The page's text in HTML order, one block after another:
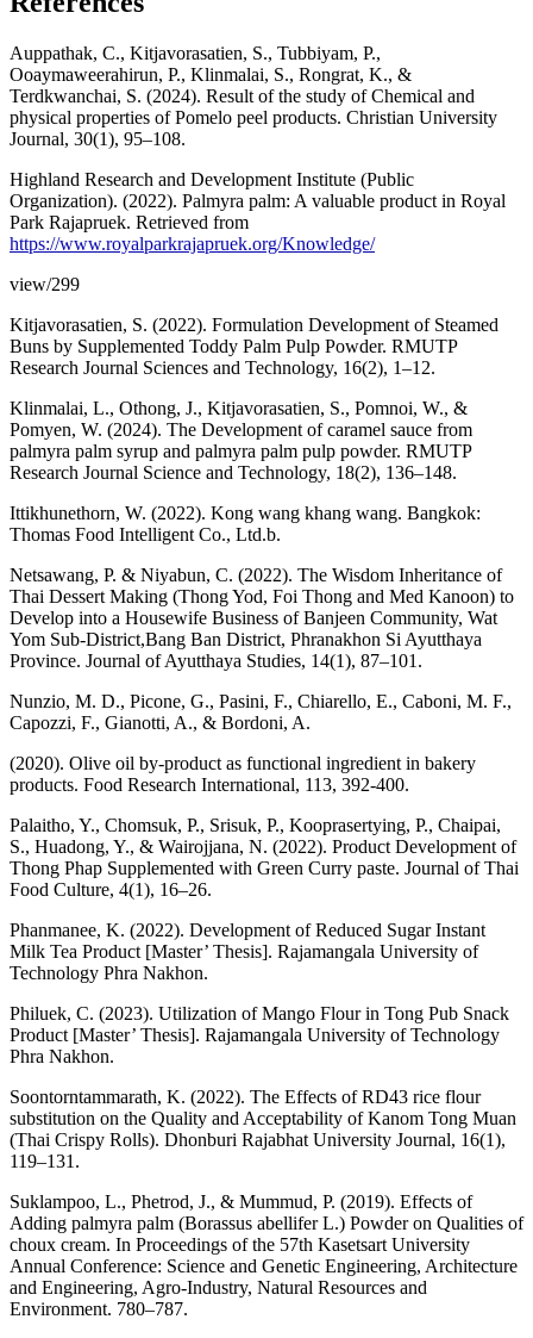
Auppathak, C., Kitjavorasatien, S., Tubbiyam, P.,
Ooaymaweerahirun, P., Klinmalai, S., Rongrat, K., &
Terdkwanchai, S. (2024). Result of the study of Chemical and
physical properties of Pomelo peel products. Christian University
Journal, 30(1), 95–108.
Highland Research and Development Institute (Public
Organization). (2022). Palmyra palm: A valuable product in Royal
Park Rajapruek. Retrieved from
https://www.royalparkrajapruek.org/Knowledge/
view/299
Kitjavorasatien, S. (2022). Formulation Development of Steamed
Buns by Supplemented Toddy Palm Pulp Powder. RMUTP
Research Journal Sciences and Technology, 16(2), 1–12.
Klinmalai, L., Othong, J., Kitjavorasatien, S., Pomnoi, W., &
Pomyen, W. (2024). The Development of caramel sauce from
palmyra palm syrup and palmyra palm pulp powder. RMUTP
Research Journal Science and Technology, 18(2), 136–148.
Ittikhunethorn, W. (2022). Kong wang khang wang. Bangkok:
Thomas Food Intelligent Co., Ltd.b.
Netsawang, P. & Niyabun, C. (2022). The Wisdom Inheritance of
Thai Dessert Making (Thong Yod, Foi Thong and Med Kanoon) to
Develop into a Housewife Business of Banjeen Community, Wat
Yom Sub-District,Bang Ban District, Phranakhon Si Ayutthaya
Province. Journal of Ayutthaya Studies, 14(1), 87–101.
Nunzio, M. D., Picone, G., Pasini, F., Chiarello, E., Caboni, M. F.,
Capozzi, F., Gianotti, A., & Bordoni, A.
(2020). Olive oil by-product as functional ingredient in bakery
products. Food Research International, 113, 392-400.
Palaitho, Y., Chomsuk, P., Srisuk, P., Kooprasertying, P., Chaipai,
S., Huadong, Y., & Wairojjana, N. (2022). Product Development of
Thong Phap Supplemented with Green Curry paste. Journal of Thai
Food Culture, 4(1), 16–26.
Phanmanee, K. (2022). Development of Reduced Sugar Instant
Milk Tea Product [Master’ Thesis]. Rajamangala University of
Technology Phra Nakhon.
Philuek, C. (2023). Utilization of Mango Flour in Tong Pub Snack
Product [Master’ Thesis]. Rajamangala University of Technology
Phra Nakhon.
Soontorntammarath, K. (2022). The Effects of RD43 rice flour
substitution on the Quality and Acceptability of Kanom Tong Muan
(Thai Crispy Rolls). Dhonburi Rajabhat University Journal, 16(1),
119–131.
Suklampoo, L., Phetrod, J., & Mummud, P. (2019). Effects of
Adding palmyra palm (Borassus abellifer L.) Powder on Qualities of
choux cream. In Proceedings of the 57th Kasetsart University
Annual Conference: Science and Genetic Engineering, Architecture
and Engineering, Agro-Industry, Natural Resources and
Environment. 780–787.